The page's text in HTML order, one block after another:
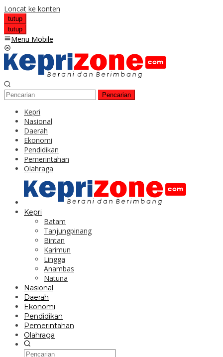
Loncat ke konten
tutup
tutup
Menu Mobile
Pencarian
Kepri
Nasional
Daerah
Ekonomi
Pendidikan
Pemerintahan
Olahraga
Kepri
Batam
Tanjungpinang
Bintan
Karimun
Lingga
Anambas
Natuna
Nasional
Daerah
Ekonomi
Pendidikan
Pemerintahan
Olahraga